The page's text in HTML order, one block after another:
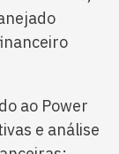
ao Power
e análise